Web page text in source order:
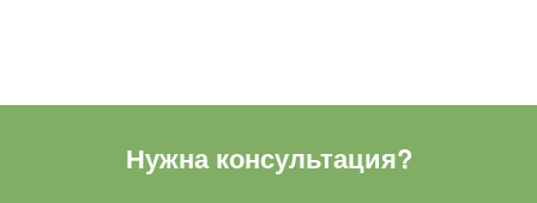
Нужна консультация?